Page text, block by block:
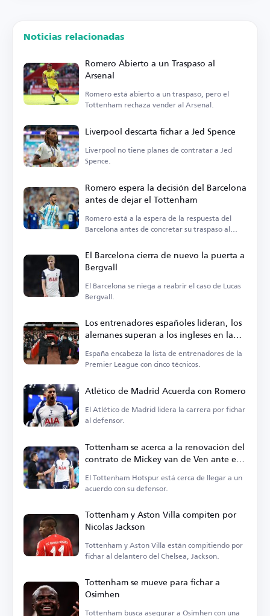
Noticias relacionadas
Romero Abierto a un Traspaso al
Arsenal
Romero está abierto a un traspaso, pero el
Tottenham rechaza vender al Arsenal.
Liverpool descarta fichar a Jed Spence
Liverpool no tiene planes de contratar a Jed
Spence.
Romero espera la decisión del Barcelona
antes de dejar el Tottenham
Romero está a la espera de la respuesta del
Barcelona antes de concretar su traspaso al
El Barcelona cierra de nuevo la puerta a
Bergvall
El Barcelona se niega a reabrir el caso de Lucas
Bergvall.
Los entrenadores españoles lideran, los
alemanes superan a los ingleses en la
Premier League
España encabeza la lista de entrenadores de la
Premier League con cinco técnicos.
Atlético de Madrid Acuerda con Romero
El Atlético de Madrid lidera la carrera por fichar
al defensor.
Tottenham se acerca a la renovación del
contrato de Mickey van de Ven ante el
interés de grandes clubes europeos
El Tottenham Hotspur está cerca de llegar a un
acuerdo con su defensor.
Tottenham y Aston Villa compiten por
Nicolas Jackson
Tottenham y Aston Villa están compitiendo por
fichar al delantero del Chelsea, Jackson.
Tottenham se mueve para fichar a
Osimhen
Tottenham busca asegurar a Osimhen con una